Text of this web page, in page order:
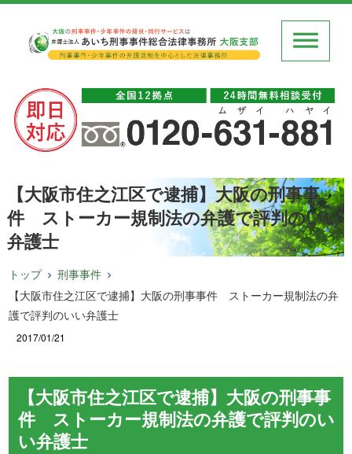
【大阪市住之江区で逮捕】大阪の刑事事
件 ストーカー規制法の弁護で評判のいい
弁護士
トップ
刑事事件
【大阪市住之江区で逮捕】大阪の刑事事件 ストーカー規制法の弁
護で評判のいい弁護士
2017/01/21
【大阪市住之江区で逮捕】大阪の刑事事
件 ストーカー規制法の弁護で評判のい
い弁護士